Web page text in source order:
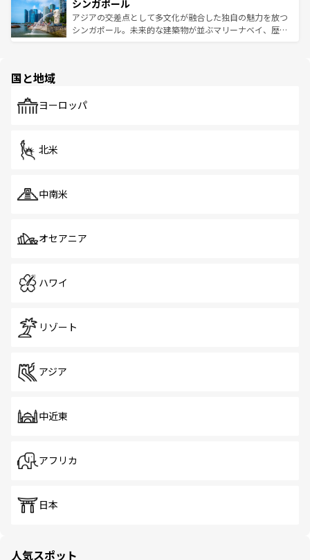
参照してほしい。
激する。気候は一年中温暖で、どの季節にも異なる楽しみ
が待っている。親しみやすいタイの人々、仏教を中心とし
た文化、そして多様な観光資源が、訪れる旅人を魅了し続
み、どこを訪れても感動するはず。観光スポットが密集し
ており、効率よく見どころを回れるのも魅力。息をのむよ
うな絶景から文化的な体験まで、香港を存分に楽しみ尽く
シンガポール
アジアの交差点として多文化が融合した独自の魅力を放つ
シンガポール。未来的な建築物が並ぶマリーナベイ、歴史
で、ホーカーズは地元の風情を楽しめる外せないスポット
国と地域
ヨーロッパ
北米
中南米
オセアニア
ハワイ
リゾート
アジア
中近東
アフリカ
日本
人気スポット